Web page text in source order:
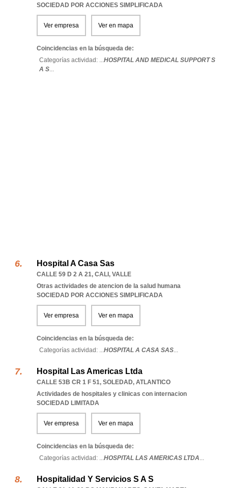
SOCIEDAD POR ACCIONES SIMPLIFICADA
Ver empresa Ver en mapa
Coincidencias en la búsqueda de:
Categorías actividad: ...HOSPITAL AND MEDICAL SUPPORT S
A S...
Hospital A Casa Sas
CALLE 59 D 2 A 21, CALI , VALLE
Otras actividades de atencion de la salud humana
SOCIEDAD POR ACCIONES SIMPLIFICADA
Ver empresa Ver en mapa
Coincidencias en la búsqueda de:
Categorías actividad: ...HOSPITAL A CASA SAS...
Hospital Las Americas Ltda
CALLE 53B CR 1 F 51, SOLEDAD, ATLANTICO
Actividades de hospitales y clinicas con internacion
SOCIEDAD LIMITADA
Ver empresa Ver en mapa
Coincidencias en la búsqueda de:
Categorías actividad: ...HOSPITAL LAS AMERICAS LTDA...
Hospitalidad Y Servicios S A S